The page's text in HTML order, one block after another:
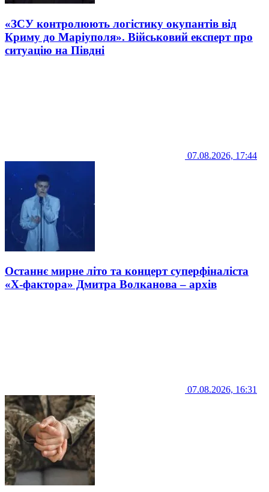
«ЗСУ контролюють логістику окупантів від
Криму до Маріуполя». Військовий експерт про
ситуацію на Півдні
07.08.2026, 17:44
Останнє мирне літо та концерт суперфіналіста
«Х-фактора» Дмитра Волканова – архів
07.08.2026, 16:31